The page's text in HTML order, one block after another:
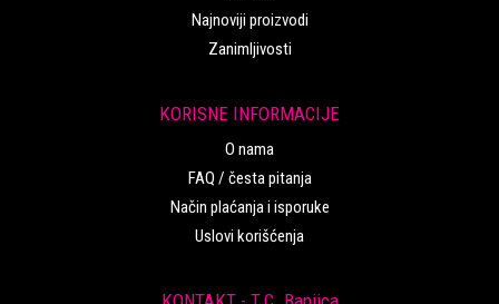
Najnoviji proizvodi
Zanimljivosti
KORISNE INFORMACIJE
O nama
FAQ / česta pitanja
Način plaćanja i isporuke
Uslovi korišćenja